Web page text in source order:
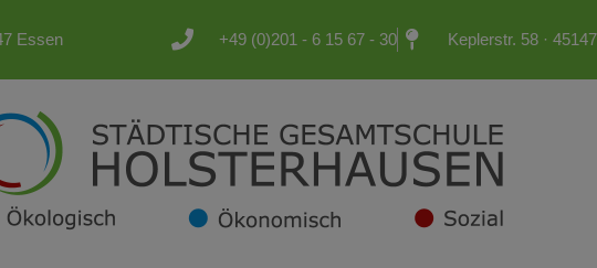
Essen +49 (0)201 - 6 15 67 - 30 Keplerstr. 58 ·